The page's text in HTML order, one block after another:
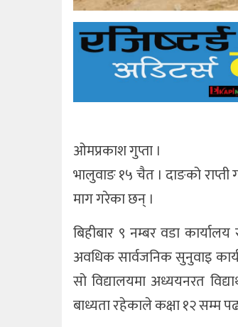
ओमप्रकाश गुप्ता ।
भालुवाङ १५ चैत । दाङको
माग गरेका छन् ।
बिहीबार ९ नम्बर वडा
अवधिक सार्वजनिक सुनुवाइ
सो विद्यालयमा अध्ययनरत
बाध्यता रहेकाले कक्षा १२ सम्म